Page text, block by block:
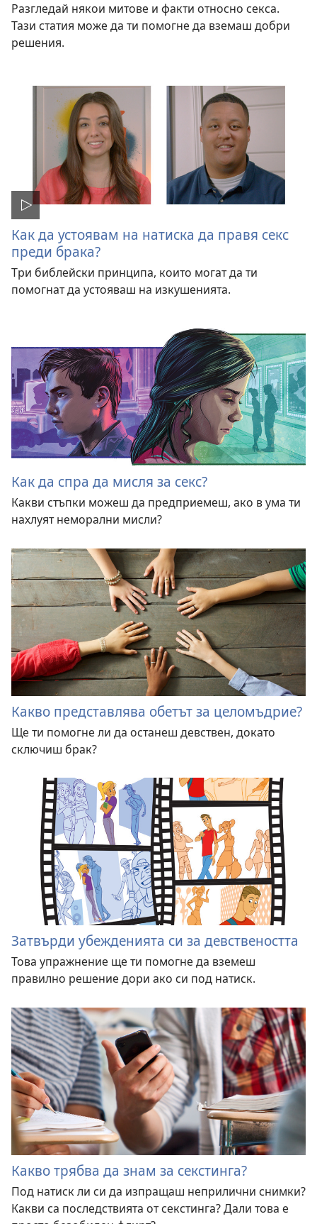
Разгледай някои митове и факти относно секса.
Тази статия може да ти помогне да вземаш добри
решения.
Как да устоявам на натиска да правя секс
преди брака?
Три библейски принципа, които могат да ти
помогнат да устояваш на изкушенията.
Как да спра да мисля за секс?
Какви стъпки можеш да предприемеш, ако в ума ти
нахлуят неморални мисли?
Какво представлява обетът за целомъдрие?
Ще ти помогне ли да останеш девствен, докато
сключиш брак?
Затвърди убежденията си за девствеността
Това упражнение ще ти помогне да вземеш
правилно решение дори ако си под натиск.
Какво трябва да знам за секстинга?
Под натиск ли си да изпращаш неприлични снимки?
Какви са последствията от секстинга? Дали това е